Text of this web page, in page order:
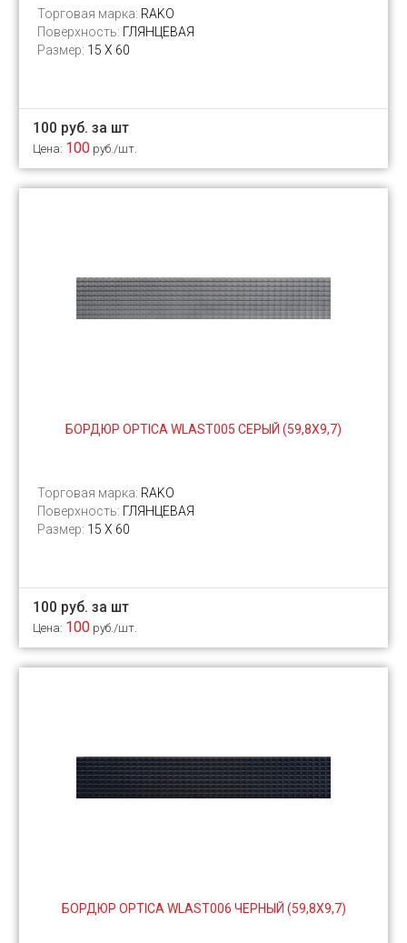
Торговая марка: RAKO
Поверхность: ГЛЯНЦЕВАЯ
Размер: 15 Х 60
100 руб. за шт
Цена: 100 руб./шт.
БОРДЮР OPTICA WLAST005 СЕРЫЙ (59,8Х9,7)
Торговая марка: RAKO
Поверхность: ГЛЯНЦЕВАЯ
Размер: 15 Х 60
100 руб. за шт
Цена: 100 руб./шт.
БОРДЮР OPTICA WLAST006 ЧЕРНЫЙ (59,8Х9,7)